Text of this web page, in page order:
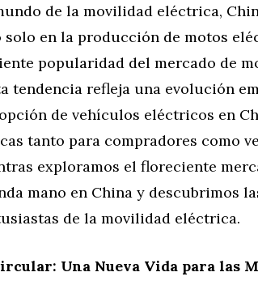
de la movilidad eléctrica,
en la producción de motos
popularidad del mercado de
tendencia refleja una evolución
de vehículos eléctricos en
tanto para compradores como
exploramos el floreciente
mano en China y descubrimos
de la movilidad eléctrica.
Una Nueva Vida para las